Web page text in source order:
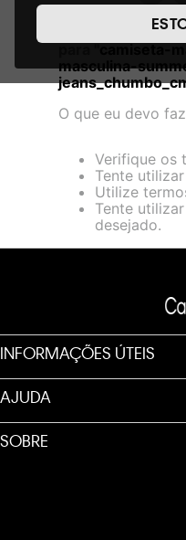
de cookies, informaremos
suas funções. A forma
nosso Aviso de
consideraremos isso
fornecer a você toda a
entre outros, a
Cookies acesse o link.
Não
masculina-
O que eu devo
Verifique os
Tente
Utilize
Tente
desejado.
INFORMAÇÕES ÚTEIS
AJUDA
SOBRE